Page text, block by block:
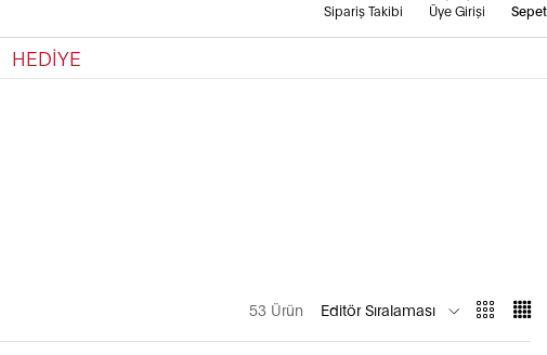
Sipariş Takibi Üye Girişi Sepet
HEDİYE
53 Ürün Editör Sıralaması